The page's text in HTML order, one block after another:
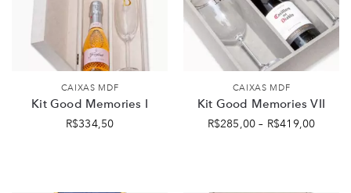
CAIXAS MDF
Kit Good Memories I
R$334,50
CAIXAS MDF
Kit Good Memories VII
R$285,00 – R$419,00